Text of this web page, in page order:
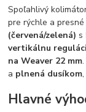
Spoľahlivý
pre rýchle a presné
(červená/zelená) s
vertikálnu
na Weaver 22 mm
a plnená dusíkom
Hlavné